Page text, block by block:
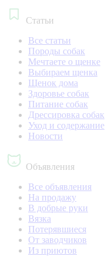
Статьи
Все статьи
Породы собак
Мечтаете о щенке
Выбираем щенка
Щенок дома
Здоровье собак
Питание собак
Дрессировка собак
Уход и содержание
Новости
Объявления
Все объявления
На продажу
В добрые руки
Вязка
Потерявшиеся
От заводчиков
Из приютов